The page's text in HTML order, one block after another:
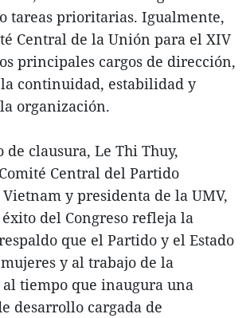
tareas prioritarias. Igualmente,
Central de la Unión para el XIV
principales cargos de dirección,
continuidad, estabilidad y
organización.
de clausura, Le Thi Thuy,
Central del Partido
y presidenta de la UMV,
del Congreso refleja la
que el Partido y el Estado
y al trabajo de la
tiempo que inaugura una
desarrollo cargada de